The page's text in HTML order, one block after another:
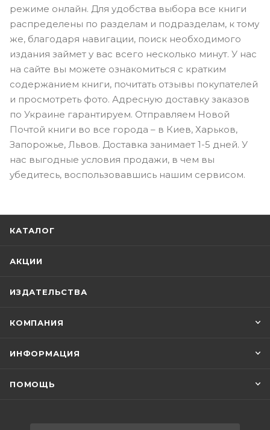
режиме онлайн. Для удобства выбора все книги
распределены по разделам и подразделам, к тому
же, благодаря навигации, поиск необходимого
издания займет у вас всего несколько минут. У нас
на сайте вы можете ознакомиться с кратким
содержанием книги, почитать отзывы покупателей
и просмотреть фото. Адресную доставку заказов
по Украине гарантируем. Отправляем Новой
Почтой книги во все города – в Киев, Харьков,
Запорожье, Львов. Доставка занимает 1-5 дней. У
нас выгодные условия продажи, в чем вы
убедитесь, воспользовавшись нашим сервисом.
КАТАЛОГ
АКЦИИ
ИЗДАТЕЛЬСТВА
КОМПАНИЯ
ИНФОРМАЦИЯ
ПОМОЩЬ